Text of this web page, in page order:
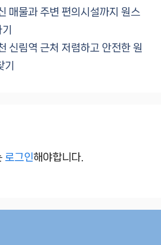
매물과 주변 편의시설까지 원스
신림역 근처 저렴하고 안전한 원
로그인해야합니다.